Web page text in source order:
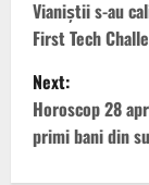
o
s
t
n
Vianiștii s-au
First Tech
Next:
Horoscop 28
primi bani din